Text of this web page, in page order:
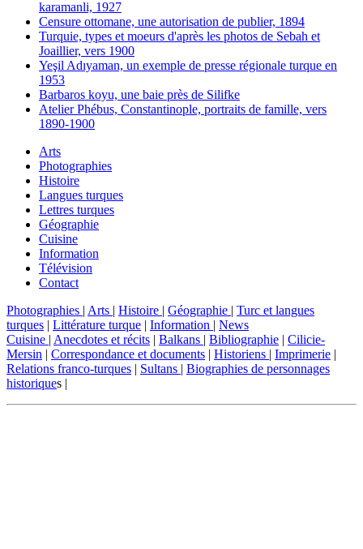
karamanli, 1927
Censure ottomane, une autorisation de publier, 1894
Turquie, types et moeurs d'après les photos de Sebah et
Joaillier, vers 1900
Yeşil Adıyaman, un exemple de presse régionale turque en
1953
Barbaros koyu, une baie près de Silifke
Atelier Phébus, Constantinople, portraits de famille, vers
1890-1900
Arts
Photographies
Histoire
Langues turques
Lettres turques
Géographie
Cuisine
Information
Télévision
Contact
Photographies | Arts | Histoire | Géographie | Turc et langues
turques | Littérature turque | Information | News
Cuisine | Anecdotes et récits | Balkans | Bibliographie | Cilicie-
Mersin | Correspondance et documents | Historiens | Imprimerie |
Relations franco-turques | Sultans | Biographies de personnages
historiques |